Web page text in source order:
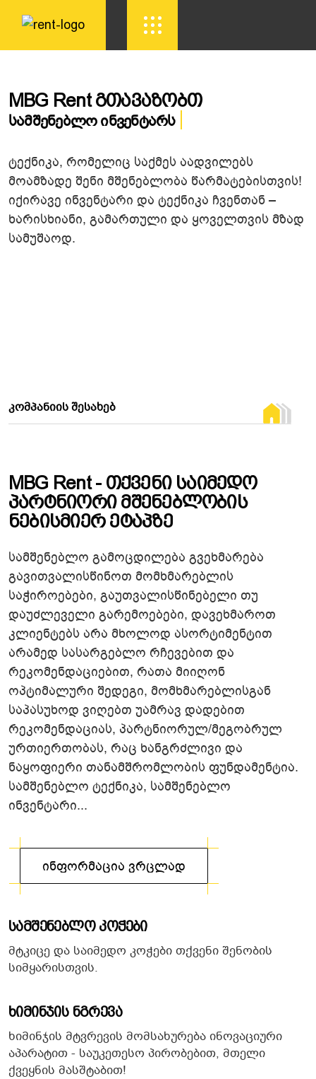
MBG Rent Გთავაზობთ
Ალმასურ Ჭრას
ტექნიკა, რომელიც საქმეს აადვილებს
მოამზადე შენი მშენებლობა წარმატებისთვის!
იქირავე ინვენტარი და ტექნიკა ჩვენთან –
ხარისხიანი, გამართული და ყოველთვის მზად
სამუშაოდ.
ᲙᲝᲛᲞᲐᲜᲘᲘᲡ ᲨᲔᲡᲐᲮᲔᲑ
M BG Rent - Თქვენი Საიმედო
Პარტნიორი Მშენებლობის
Ნებისმიერ Ეტაპზე
სამშენებლო გამოცდილება გვეხმარება
გავითვალისწინოთ მომხმარებლის
საჭიროებები, გაუთვალისწინებელი თუ
დაუძლეველი გარემოებები, დავეხმაროთ
კლიენტებს არა მხოლოდ ასორტიმენტით
არამედ სასარგებლო რჩევებით და
რეკომენდაციებით, რათა მიიღონ
ოპტიმალური შედეგი, მომხმარებლისგან
საპასუხოდ ვიღებთ უამრავ დადებით
რეკომენდაციას, პარტნიორულ/მეგობრულ
ურთიერთობას, რაც ხანგრძლივი და
ნაყოფიერი თანამშრომლობის ფუნდამენტია.
სამშენებლო ტექნიკა, სამშენებლო
ინვენტარი...
Სამშენებლო Კოჭები
მტკიცე და საიმედო კოჭები თქვენი შენობის
სიმყარისთვის.
Ხიმინჯის Ნგრევა
ხიმინჯის მტვრევის მომსახურება ინოვაციური
აპარატით - საუკეთესო პირობებით, მთელი
ქვეყნის მასშტაბით!